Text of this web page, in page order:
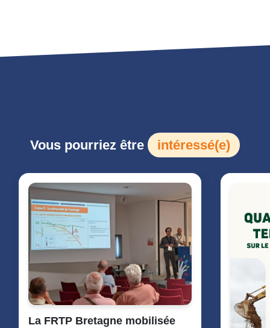
Vous pourriez être intéressé(e)
La FRTP Bretagne mobilisée